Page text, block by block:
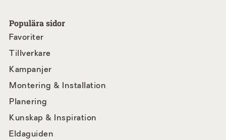
Populära sidor
Favoriter
Tillverkare
Kampanjer
Montering & Installation
Planering
Kunskap & Inspiration
Eldaguiden